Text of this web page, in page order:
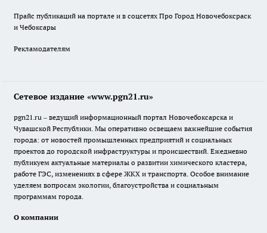
Прайс публикаций на портале и в соцсетях Про Город Новочебоксраск
и Чебоксары
Рекламодателям
Сетевое издание «www.pgn21.ru»
pgn21.ru – ведущий информационный портал Новочебоксарска и
Чувашской Республики. Мы оперативно освещаем важнейшие события
города: от новостей промышленных предприятий и социальных
проектов до городской инфраструктуры и происшествий. Ежедневно
публикуем актуальные материалы о развитии химического кластера,
работе ГЭС, изменениях в сфере ЖКХ и транспорта. Особое внимание
уделяем вопросам экологии, благоустройства и социальным
программам города.
О компании